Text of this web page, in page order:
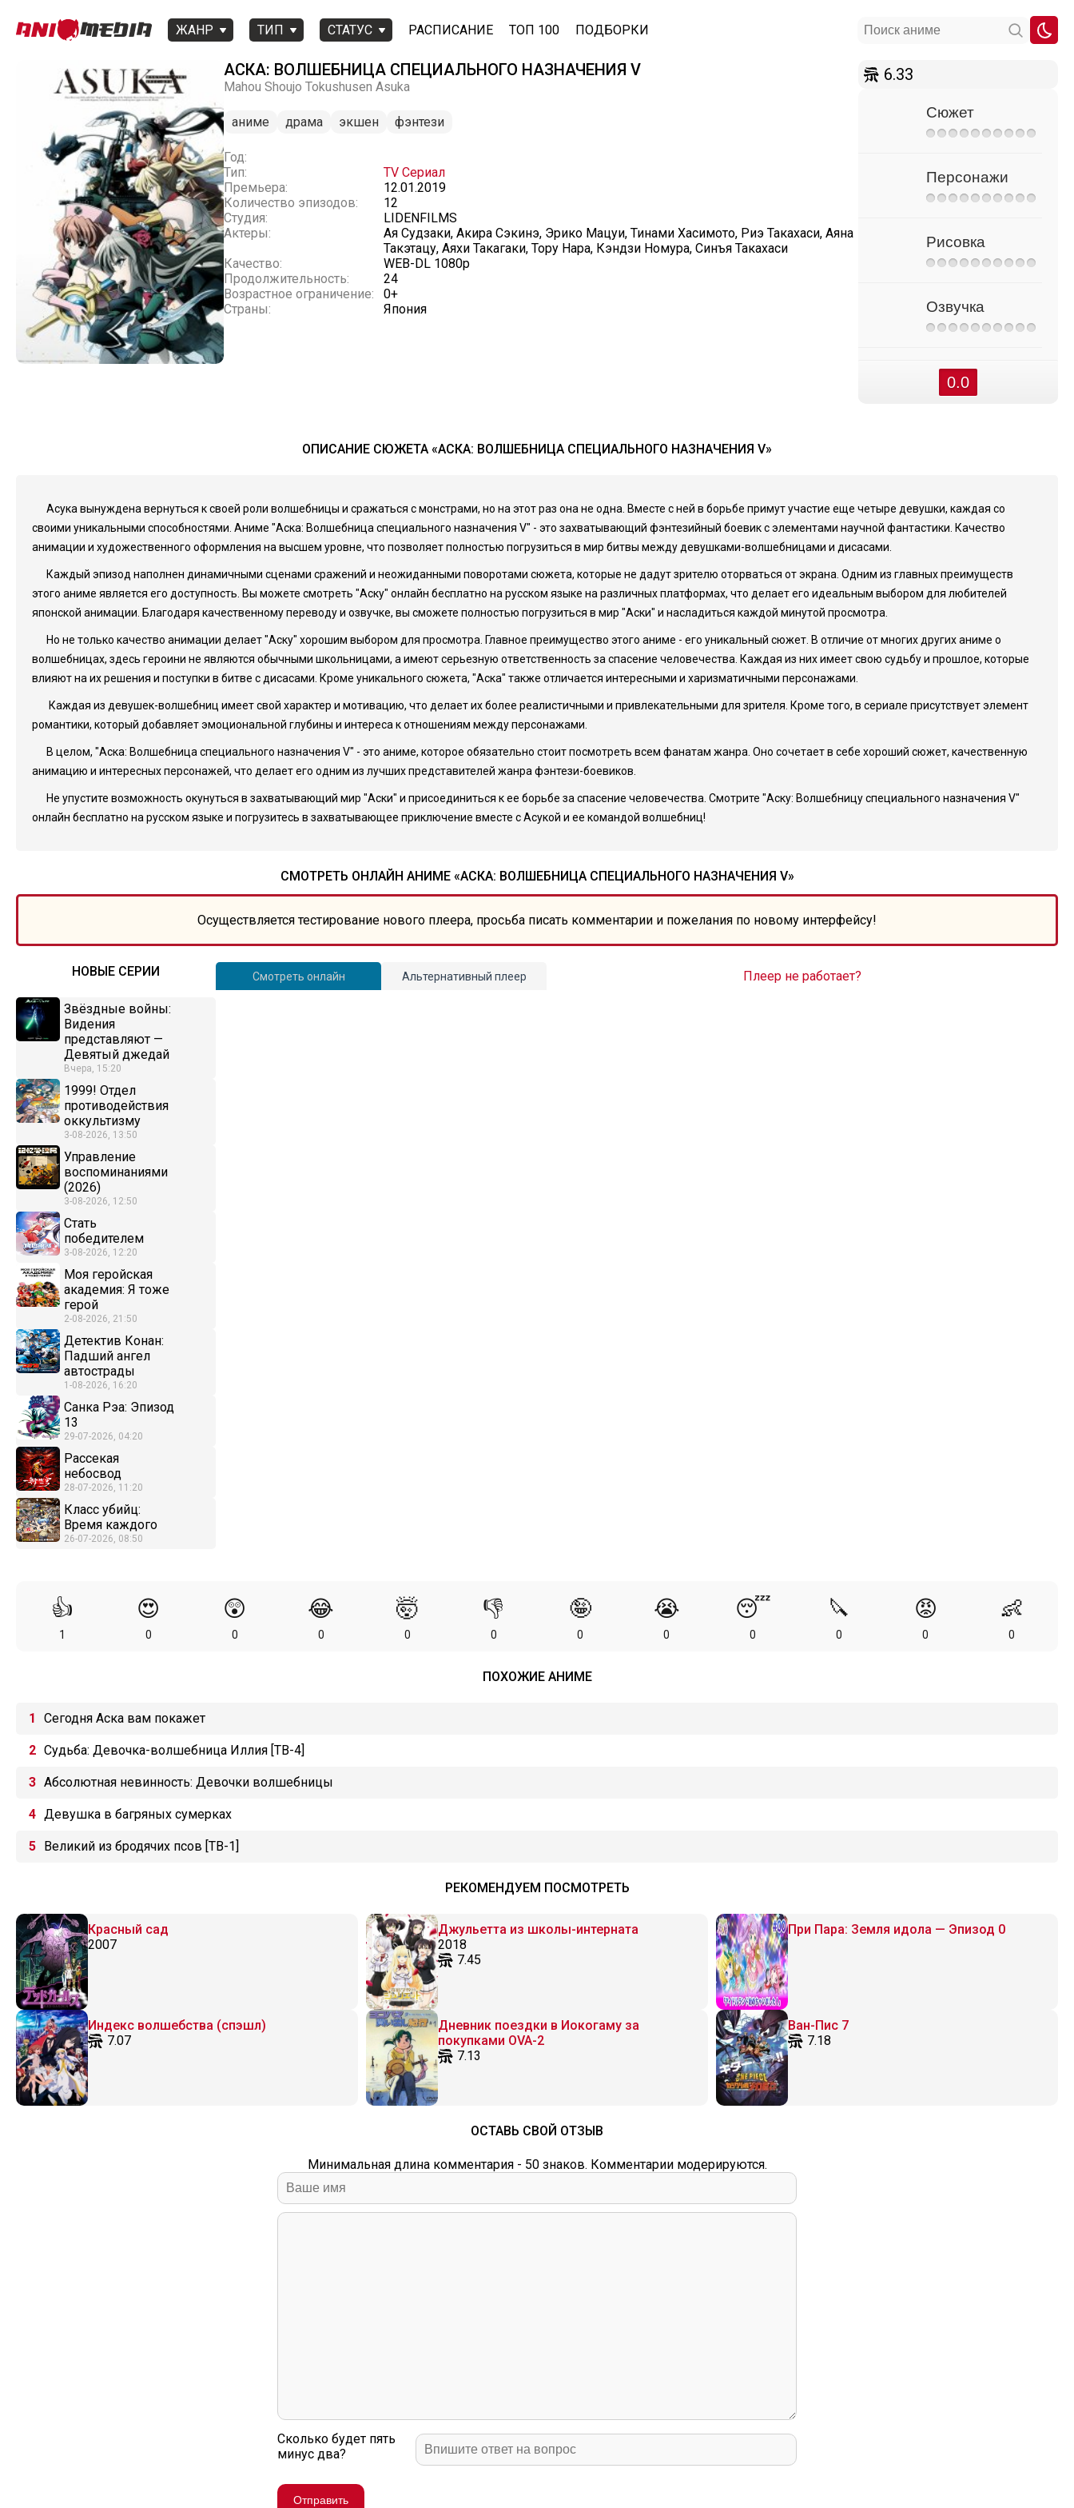
ЖАНР ТИП СТАТУС РАСПИСАНИЕ ТОП 100 ПОДБОРКИ
АСКА: ВОЛШЕБНИЦА СПЕЦИАЛЬНОГО НАЗНАЧЕНИЯ V
Mahou Shoujo Tokushusen Asuka
аниме драма экшен фэнтези
Год:
Тип:
TV Сериал
Премьера:
12.01.2019
Количество эпизодов:
12
Студия:
LIDENFILMS
Актеры:
Ая Судзаки, Акира Сэкинэ, Эрико Мацуи, Тинами Хасимото, Риэ Такахаси, Аяна
Такэтацу, Аяхи Такагаки, Тору Нара, Кэндзи Номура, Синъя Такахаси
Качество:
WEB-DL 1080p
Продолжительность:
24
Возрастное ограничение:
0+
Страны:
Япония
6.33
Сюжет
Персонажи
Рисовка
Озвучка
0.0
ОПИСАНИЕ СЮЖЕТА «АСКА: ВОЛШЕБНИЦА СПЕЦИАЛЬНОГО НАЗНАЧЕНИЯ V»
Асука вынуждена вернуться к своей роли волшебницы и сражаться с монстрами, но на этот раз она не одна. Вместе с ней в борьбе примут участие еще четыре девушки, каждая со
своими уникальными способностями. Аниме "Аска: Волшебница специального назначения V" - это захватывающий фэнтезийный боевик с элементами научной фантастики. Качество
анимации и художественного оформления на высшем уровне, что позволяет полностью погрузиться в мир битвы между девушками-волшебницами и дисасами.
Каждый эпизод наполнен динамичными сценами сражений и неожиданными поворотами сюжета, которые не дадут зрителю оторваться от экрана. Одним из главных преимуществ
этого аниме является его доступность. Вы можете смотреть "Аску" онлайн бесплатно на русском языке на различных платформах, что делает его идеальным выбором для любителей
японской анимации. Благодаря качественному переводу и озвучке, вы сможете полностью погрузиться в мир "Аски" и насладиться каждой минутой просмотра.
Но не только качество анимации делает "Аску" хорошим выбором для просмотра. Главное преимущество этого аниме - его уникальный сюжет. В отличие от многих других аниме о
волшебницах, здесь героини не являются обычными школьницами, а имеют серьезную ответственность за спасение человечества. Каждая из них имеет свою судьбу и прошлое, которые
влияют на их решения и поступки в битве с дисасами. Кроме уникального сюжета, "Аска" также отличается интересными и харизматичными персонажами.
Каждая из девушек-волшебниц имеет свой характер и мотивацию, что делает их более реалистичными и привлекательными для зрителя. Кроме того, в сериале присутствует элемент
романтики, который добавляет эмоциональной глубины и интереса к отношениям между персонажами.
В целом, "Аска: Волшебница специального назначения V" - это аниме, которое обязательно стоит посмотреть всем фанатам жанра. Оно сочетает в себе хороший сюжет, качественную
анимацию и интересных персонажей, что делает его одним из лучших представителей жанра фэнтези-боевиков.
Не упустите возможность окунуться в захватывающий мир "Аски" и присоединиться к ее борьбе за спасение человечества. Смотрите "Аску: Волшебницу специального назначения V"
онлайн бесплатно на русском языке и погрузитесь в захватывающее приключение вместе с Асукой и ее командой волшебниц!
СМОТРЕТЬ ОНЛАЙН АНИМЕ «АСКА: ВОЛШЕБНИЦА СПЕЦИАЛЬНОГО НАЗНАЧЕНИЯ V»
Осуществляется тестирование нового плеера, просьба писать комментарии и пожелания по новому интерфейсу!
НОВЫЕ СЕРИИ
Звёздные войны:
Видения
представляют —
Девятый джедай
Вчера, 15:20
1999! Отдел
противодействия
оккультизму
3-08-2026, 13:50
Управление
воспоминаниями
(2026)
3-08-2026, 12:50
Стать
победителем
3-08-2026, 12:20
Моя геройская
академия: Я тоже
герой
2-08-2026, 21:50
Детектив Конан:
Падший ангел
автострады
1-08-2026, 16:20
Санка Рэа: Эпизод
13
29-07-2026, 04:20
Рассекая
небосвод
28-07-2026, 11:20
Класс убийц:
Время каждого
26-07-2026, 08:50
Смотреть онлайн Альтернативный плеер Плеер не работает?
👍
1
😍
0
😲
0
😂
0
🤯
0
👎
0
🤪
0
😭
0
😴
0
🔪
0
😡
0
👶
0
ПОХОЖИЕ АНИМЕ
Сегодня Аска вам покажет
Судьба: Девочка-волшебница Иллия [ТВ-4]
Абсолютная невинность: Девочки волшебницы
Девушка в багряных сумерках
Великий из бродячих псов [ТВ-1]
РЕКОМЕНДУЕМ ПОСМОТРЕТЬ
Красный сад
2007
Джульетта из школы-интерната
2018
7.45
При Пара: Земля идола — Эпизод 0
Индекс волшебства (спэшл)
7.07
Дневник поездки в Иокогаму за
покупками OVA-2
7.13
Ван-Пис 7
7.18
ОСТАВЬ СВОЙ ОТЗЫВ
Минимальная длина комментария - 50 знаков. Комментарии модерируются.
Сколько будет пять
минус два?
Отправить